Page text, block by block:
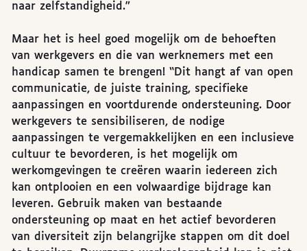
naar zelfstandigheid.”
Maar het is heel goed mogelijk om de behoeften
van werkgevers en die van werknemers met een
handicap samen te brengen! “Dit hangt af van open
communicatie, de juiste training, specifieke
aanpassingen en voortdurende ondersteuning. Door
werkgevers te sensibiliseren, de nodige
aanpassingen te vergemakkelijken en een inclusieve
cultuur te bevorderen, is het mogelijk om
werkomgevingen te creëren waarin iedereen zich
kan ontplooien en een volwaardige bijdrage kan
leveren. Gebruik maken van bestaande
ondersteuning op maat en het actief bevorderen
van diversiteit zijn belangrijke stappen om dit doel